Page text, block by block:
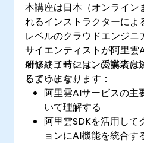
本講座は日本（オンライン
れるインストラクターによ
レベルのクラウドエンジニ
サイエンティストが阿里雲
AIソリューションの実装方
しています。
研修終了時には、受講者は
るようになります：
阿里雲AIサービスの主
いて理解する
阿里雲SDKを活用して
ョンにAI機能を統合す